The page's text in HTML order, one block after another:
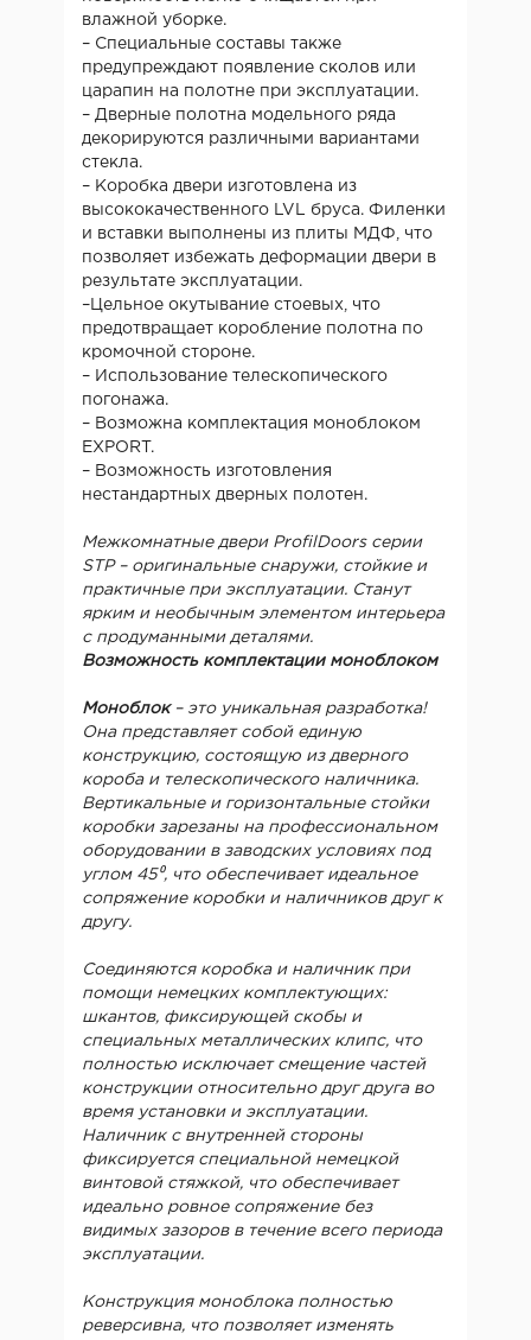
влажной уборке.
– Специальные составы также
предупреждают появление сколов или
царапин на полотне при эксплуатации.
– Дверные полотна модельного ряда
декорируются различными вариантами
стекла.
– Коробка двери изготовлена из
высококачественного LVL бруса. Филенки
и вставки выполнены из плиты МДФ, что
позволяет избежать деформации двери в
результате эксплуатации.
–Цельное окутывание стоевых, что
предотвращает коробление полотна по
кромочной стороне.
– Использование телескопического
погонажа.
– Возможна комплектация моноблоком
EXPORT.
– Возможность изготовления
нестандартных дверных полотен.
Межкомнатные двери ProfilDoors серии
STP – оригинальные снаружи, стойкие и
практичные при эксплуатации. Станут
ярким и необычным элементом интерьера
с продуманными деталями.
Возможность комплектации моноблоком
Моноблок– это уникальная разработка!
Она представляет собой единую
конструкцию, состоящую из дверного
короба и телескопического наличника.
Вертикальные и горизонтальные стойки
коробки зарезаны на профессиональном
оборудовании в заводских условиях под
углом 45⁰, что обеспечивает идеальное
сопряжение коробки и наличников друг к
другу.
Соединяются коробка и наличник при
помощи немецких комплектующих:
шкантов, фиксирующей скобы и
специальных металлических клипс, что
полностью исключает смещение частей
конструкции относительно друг друга во
время установки и эксплуатации.
Наличник с внутренней стороны
фиксируется специальной немецкой
винтовой стяжкой, что обеспечивает
идеально ровное сопряжение без
видимых зазоров в течение всего периода
эксплуатации.
Конструкция моноблока полностью
реверсивна, что позволяет изменять